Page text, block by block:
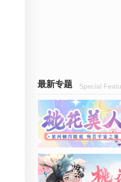
最新专题 Special